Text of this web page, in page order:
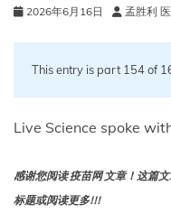
——
随
卷
重
专
们
2026年6月16日 孟胜利
This entry is part 154 of
Live Science spoke
感谢您阅读 疫苗网 文章！这篇
标题或阅读更多!!!